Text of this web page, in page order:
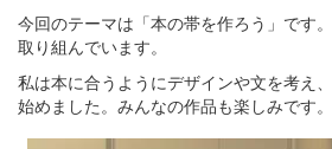
今回のテーマは「本の帯を作ろう」です
取り組んでいます。
私は本に合うようにデザインや文を考え
始めました。みんなの作品も楽しみです。